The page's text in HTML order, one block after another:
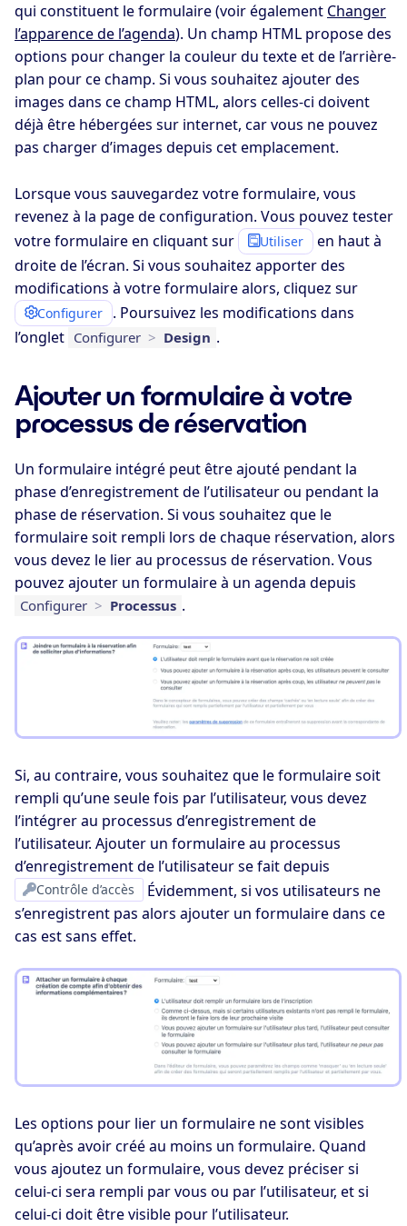
qui constituent le formulaire (voir également Changer
l’apparence de l’agenda). Un champ HTML propose des
options pour changer la couleur du texte et de l’arrière-
plan pour ce champ. Si vous souhaitez ajouter des
images dans ce champ HTML, alors celles-ci doivent
déjà être hébergées sur internet, car vous ne pouvez
pas charger d’images depuis cet emplacement.
Lorsque vous sauvegardez votre formulaire, vous
revenez à la page de configuration. Vous pouvez tester
votre formulaire en cliquant sur
Utiliser en haut à
droite de l’écran. Si vous souhaitez apporter des
modifications à votre formulaire alors, cliquez sur
Configurer . Poursuivez les modifications dans
l’onglet Configurer > Design .
Ajouter un formulaire à votre
processus de réservation
Un formulaire intégré peut être ajouté pendant la
phase d’enregistrement de l’utilisateur ou pendant la
phase de réservation. Si vous souhaitez que le
formulaire soit rempli lors de chaque réservation, alors
vous devez le lier au processus de réservation. Vous
pouvez ajouter un formulaire à un agenda depuis
Configurer > Processus .
Si, au contraire, vous souhaitez que le formulaire soit
rempli qu’une seule fois par l’utilisateur, vous devez
l’intégrer au processus d’enregistrement de
l’utilisateur. Ajouter un formulaire au processus
d’enregistrement de l’utilisateur se fait depuis
Contrôle d’accès
Évidemment, si vos utilisateurs ne
s’enregistrent pas alors ajouter un formulaire dans ce
cas est sans effet.
Les options pour lier un formulaire ne sont visibles
qu’après avoir créé au moins un formulaire. Quand
vous ajoutez un formulaire, vous devez préciser si
celui-ci sera rempli par vous ou par l’utilisateur, et si
celui-ci doit être visible pour l’utilisateur.